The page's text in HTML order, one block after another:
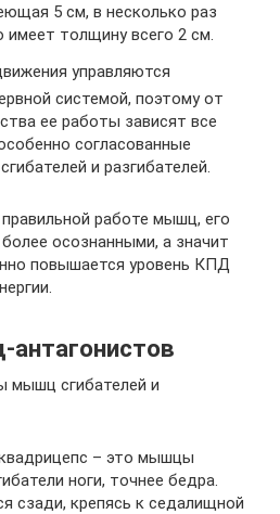
5 см, в несколько раз
имеет толщину всего 2 см.
управляются
системой, поэтому от
ее работы зависят все
согласованные
и разгибателей.
работе мышц, его
осознанными, а значит
повышается уровень КПД
мышц сгибателей и
– это мышцы
ноги, точнее бедра.
сзади, крепясь к седалищной